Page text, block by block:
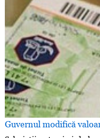
Guvernul modifică